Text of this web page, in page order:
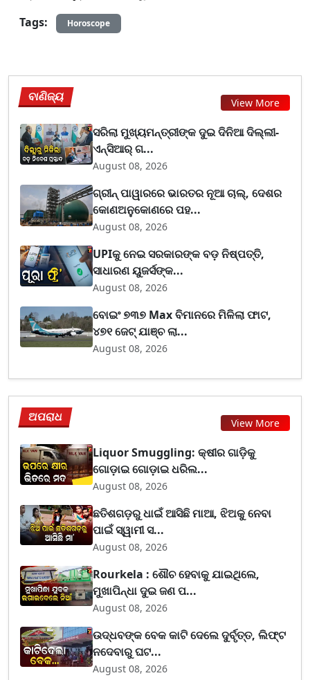
Tags:
Horoscope
ବାଣିଜ୍ୟ View More
ସରିଲା ମୁଖ୍ୟମନ୍ତ୍ରୀଙ୍କ ଦୁଇ ଦିନିଆ ଦିଲ୍ଲୀ-
ଏନ୍‌ସିଆର୍ ଗ...
August 08, 2026
ଗ୍ରୀନ୍ ପାୱାରରେ ଭାରତର ନୂଆ ଚାଲ୍, ଦେଶର
କୋଣଅନୁକୋଣରେ ପହ...
August 08, 2026
UPIକୁ ନେଇ ସରକାରଙ୍କ ବଡ଼ ନିଷ୍ପତ୍ତି,
ସାଧାରଣ ୟୁଜର୍ସଙ୍କ...
August 08, 2026
ବୋଇଂ ୭୩୭ Max ବିମାନରେ ମିଳିଲା ଫାଟ,
୪୭୧ ଜେଟ୍ ଯାଞ୍ଚ ଲା...
August 08, 2026
ଅପରାଧ View More
Liquor Smuggling: କ୍ଷୀର ଗାଡ଼ିକୁ
ଗୋଡ଼ାଇ ଗୋଡ଼ାଇ ଧରିଲ...
August 08, 2026
ଛତିଶଗଡ଼ରୁ ଧାଇଁ ଆସିଛି ମାଆ, ଝିଅକୁ ନେବା
ପାଇଁ ସ୍ୱାମୀ ସ...
August 08, 2026
Rourkela : ଶୌଚ ହେବାକୁ ଯାଇଥିଲେ,
ମୁଖାପିନ୍ଧା ଦୁଇ ଜଣ ପ...
August 08, 2026
ଉଦ୍ଧବଙ୍କ ବେକ କାଟି ଦେଲେ ଦୁର୍ବୃତ୍ତ, ଲିଫ୍ଟ
ନଦେବାରୁ ଘଟ...
August 08, 2026